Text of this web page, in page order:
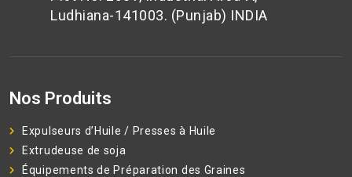
Ludhiana-141003. (Punjab) INDIA
Nos Produits
Expulseurs d’Huile / Presses à Huile
Extrudeuse de soja
Équipements de Préparation des Graines